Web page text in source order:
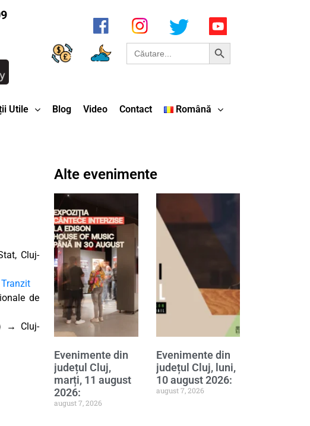
Search
for:
Search Button
Utile Blog Video Contact Română
Cluj-
de
→ Cluj-
Alte evenimente
Evenimente din
județul Cluj,
marți, 11 august
2026:
august 7, 2026
Evenimente din
județul Cluj, luni,
10 august 2026:
august 7, 2026